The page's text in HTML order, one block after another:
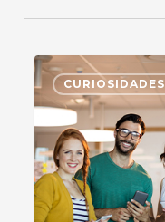
CURIOSIDADES